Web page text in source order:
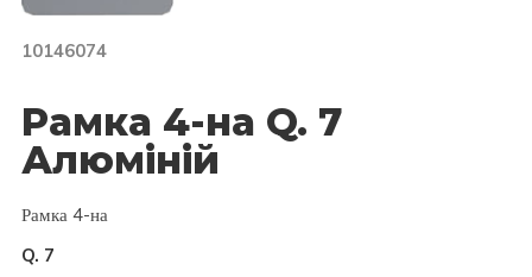
10146074
Рамка 4-на Q. 7
Алюміній
Рамка 4-на
Q. 7